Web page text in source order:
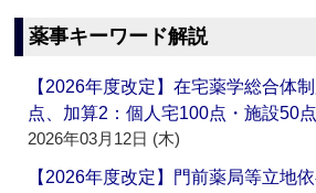
薬事キーワード解説
【2026年度改定】在宅薬学総合体
点、加算2：個人宅100点・施設50
2026年03月12日 (木)
【2026年度改定】門前薬局等立地